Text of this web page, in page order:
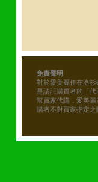
免責聲明
對於愛美麗住在洛
是請託購買者的「
幫買家代購，愛美
購者不對買家指定